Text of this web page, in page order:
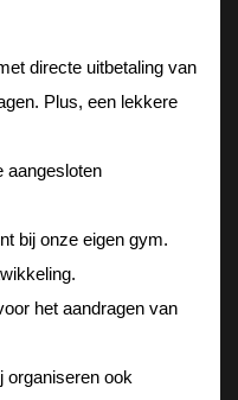
directe uitbetaling van
Plus, een lekkere
aangesloten
bij onze eigen gym.
het aandragen van
organiseren ook